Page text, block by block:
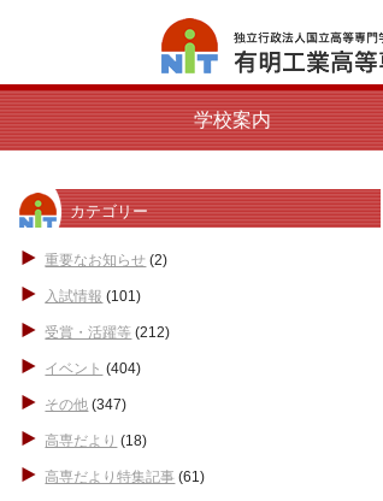
学校案内
カテゴリー
重要なお知らせ (2)
入試情報 (101)
受賞・活躍等 (212)
イベント (404)
その他 (347)
高専だより (18)
高専だより特集記事 (61)